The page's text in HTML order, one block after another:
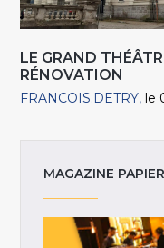
LE GRAND
RÉNOVATION
FRANCOIS.DETRY le
MAGAZINE PAPIER